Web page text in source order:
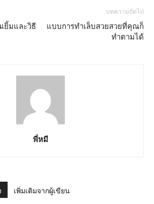
ยิ้มและวิธี
บทความถัดไป
แบบการทำเล็บสวยสวยที่คุณก็
ทำตามได้
พี่หมี
เพิ่มเติมจากผู้เขียน